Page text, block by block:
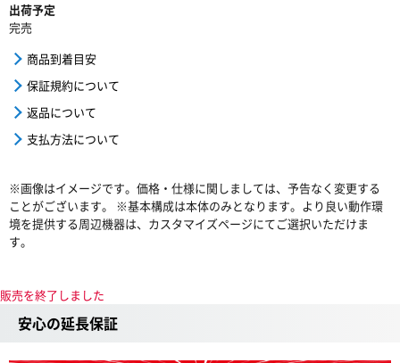
出荷予定
完売
商品到着目安
保証規約について
返品について
支払方法について
※画像はイメージです。価格・仕様に関しましては、予告なく変更する
ことがございます。 ※基本構成は本体のみとなります。より良い動作環
境を提供する周辺機器は、カスタマイズページにてご選択いただけま
す。
販売を終了しました
安心の延長保証